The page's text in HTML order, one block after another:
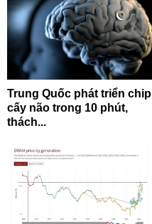
Trung Quốc phát triển chip
cấy não trong 10 phút,
thách...